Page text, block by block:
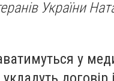
України
у